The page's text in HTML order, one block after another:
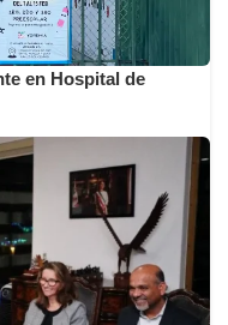
en Hospital de